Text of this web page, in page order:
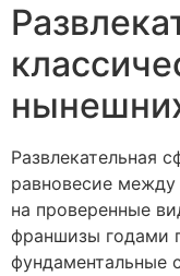
Развлекательная
равновесие
на проверенные
франшизы годами
фундаментальные